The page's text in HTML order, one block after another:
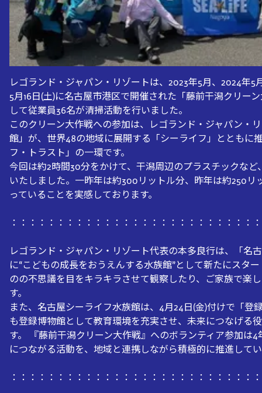
レゴランド・ジャパン・リゾートは、2023年5月、2024年5
5月16日(土)に名古屋市港区で開催された「藤前干潟クリー
して従業員36名が清掃活動を行いました。
このクリーン大作戦への参加は、レゴランド・ジャパン・
館」が、世界48の地域に展開する「シーライフ」とともに
フ・トラスト」の一環です。
今回は約2時間30分をかけて、干潟周辺のプラスチックな
いたしました。一昨年は約300リットル分、昨年は約250リ
っていることを実感しております。
：：：：：：：：：：：：：：：：：：：：：：：：：：
レゴランド・ジャパン・リゾート代表の本多良行は、「名
に“こどもの成長をおうえんする水族館”として新たにスタ
のの不思議を目をキラキラさせて観察したり、ご家族で楽
す。
また、名古屋シーライフ水族館は、4月24日(金)付けで「登
も登録博物館として教育環境を充実させ、未来につなげる
す。 『藤前干潟クリーン大作戦』へのボランティア参加は
につながる活動を、地域と連携しながら積極的に推進して
：：：：：：：：：：：：：：：：：：：：：：：：：：